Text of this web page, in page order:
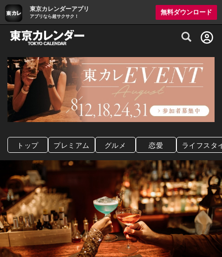
東京カレンダーアプリ
アプリなら超サクサク！
無料ダウンロード
グルメ情報・プレミアムレストラン予約
トップ プレミアム グルメ 恋愛 ライフスタ